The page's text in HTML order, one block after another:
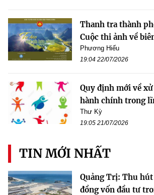
Thanh tra thành
Cuộc thi ảnh về
Phương Hiếu
19:04 22/07/2026
Quy định mới về
hành chính trong
Thư Kỳ
19:05 21/07/2026
TIN MỚI NHẤT
Quảng Trị: Thu
đồng vốn đầu tư